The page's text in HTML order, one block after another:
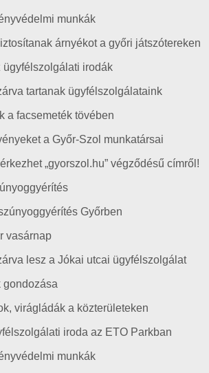
munkák
árnyékot a győri játszótereken
ügyfélszolgálati irodák
tartanak ügyfélszolgálataink
a facsemeték tövében
a Győr-Szol munkatársai
„gyorszol.hu” végződésű címről!
Győrben
vasárnap
lesz a Jókai utcai ügyfélszolgálat
gondozása
virágládák a közterületeken
iroda az ETO Parkban
munkák